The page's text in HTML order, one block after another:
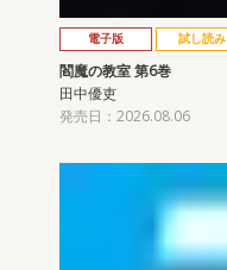
電子版 試し読み
閻魔の教室 第6巻
田中優吏
発売日：2026.08.06